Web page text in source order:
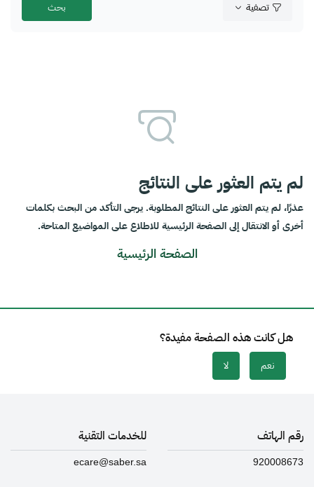
تصفية
لم يتم العثور على النتائج
عذرًا، لم يتم العثور على النتائج المطلوبة. يرجى التأكد من البحث بكلمات
أخرى أو الانتقال إلى الصفحة الرئيسية للاطلاع على المواضيع المتاحة.
الصفحة الرئيسية
هل كانت هذه الصفحة مفيدة؟
نعم لا
رقم الهاتف
920008673
للخدمات التقنية
ecare@saber.sa